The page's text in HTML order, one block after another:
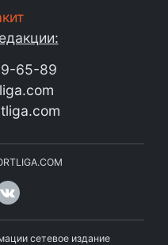
65-89
сетевое издание